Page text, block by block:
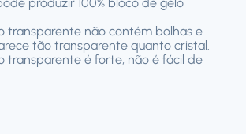
transparente não contém bolhas e
tão transparente quanto cristal.
transparente é forte, não é fácil de